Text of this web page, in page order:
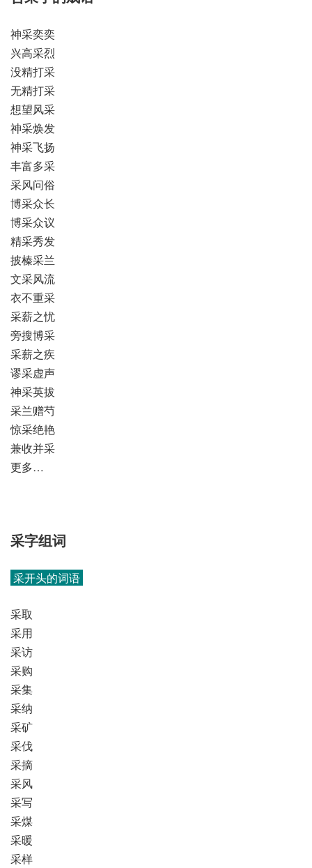
神采奕奕
兴高采烈
没精打采
无精打采
想望风采
神采焕发
神采飞扬
丰富多采
采风问俗
博采众长
博采众议
精采秀发
披榛采兰
文采风流
衣不重采
采薪之忧
旁搜博采
采薪之疾
谬采虚声
神采英拔
采兰赠芍
惊采绝艳
兼收并采
更多…
采字组词
采开头的词语
采取
采用
采访
采购
采集
采纳
采矿
采伐
采摘
采风
采写
采煤
采暖
采样